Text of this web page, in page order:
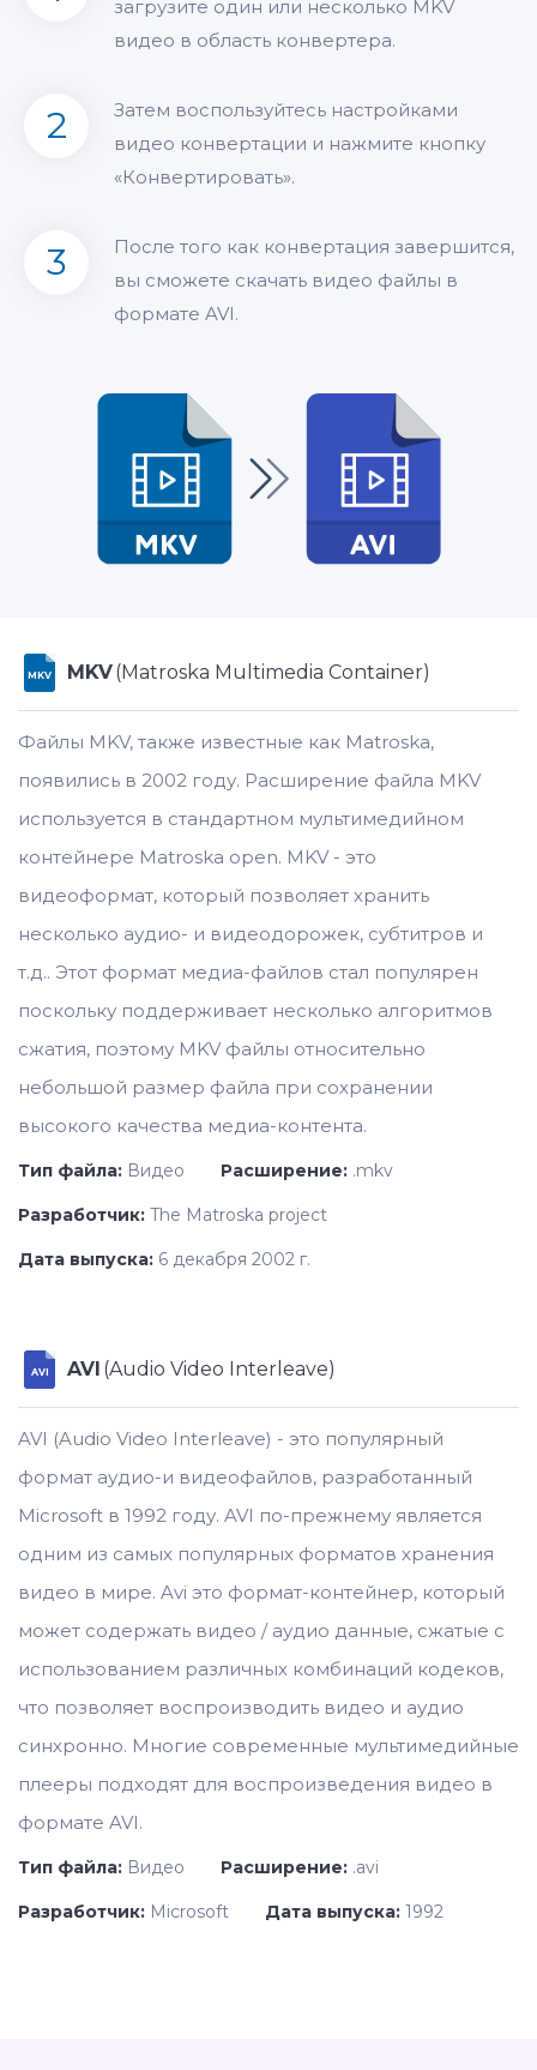
загрузите один или несколько MKV
видео в область конвертера.
2
Затем воспользуйтесь настройками
видео конвертации и нажмите кнопку
«Конвертировать».
3
После того как конвертация завершится,
вы сможете скачать видео файлы в
формате AVI.
MKV MKV(Matroska Multimedia Container)
Файлы MKV, также известные как Matroska,
появились в 2002 году. Расширение файла MKV
используется в стандартном мультимедийном
контейнере Matroska open. MKV - это
видеоформат, который позволяет хранить
несколько аудио- и видеодорожек, субтитров и
т.д.. Этот формат медиа-файлов стал популярен
поскольку поддерживает несколько алгоритмов
сжатия, поэтому MKV файлы относительно
небольшой размер файла при сохранении
высокого качества медиа-контента.
Тип файла: Видео Расширение: .mkv
Разработчик: The Matroska project
Дата выпуска: 6 декабря 2002 г.
AVI AVI (Audio Video Interleave)
AVI (Audio Video Interleave) - это популярный
формат аудио-и видеофайлов, разработанный
Microsoft в 1992 году. AVI по-прежнему является
одним из самых популярных форматов хранения
видео в мире. Avi это формат-контейнер, который
может содержать видео / аудио данные, сжатые с
использованием различных комбинаций кодеков,
что позволяет воспроизводить видео и аудио
синхронно. Многие современные мультимедийные
плееры подходят для воспроизведения видео в
формате AVI.
Тип файла: Видео Расширение: .avi
Разработчик: Microsoft Дата выпуска: 1992